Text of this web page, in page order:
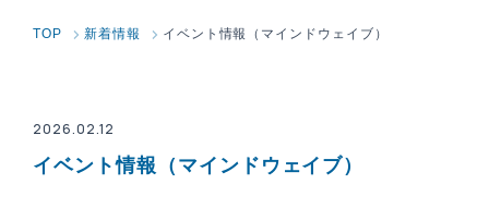
Vision 2030
各種認証
TOP 新着情報 イベント情報（マインドウェイブ）
2026.02.12
イベント情報（マインドウェイブ）